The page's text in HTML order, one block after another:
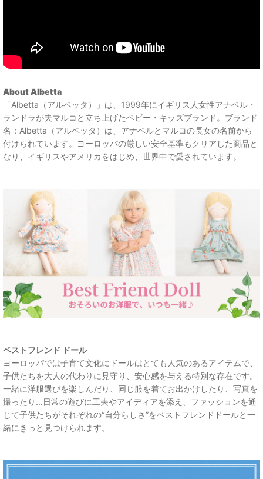
About Albetta
「Albetta（アルベッタ）」は、1999年にイギリス人女性アナベル・
ランドラが夫マルコと立ち上げたベビー・キッズブランド。ブランド
名：Albetta（アルベッタ）は、アナベルとマルコの長女の名前から
付けられています。ヨーロッパの厳しい安全基準もクリアした商品と
なり、イギリスやアメリカをはじめ、世界中で愛されています。
ベストフレンド ドール
ヨーロッパでは子育て文化にドールはとても人気のあるアイテムで、
子供たちを大人の代わりに見守り、安心感を与える特別な存在です。
一緒に洋服選びを楽しんだり、同じ服を着てお出かけしたり、写真を
撮ったり...日常の遊びに工夫やアイディアを添え、ファッションを通
じて子供たちがそれぞれの“自分らしさ”をベストフレンドドールと一
緒にきっと見つけられます。